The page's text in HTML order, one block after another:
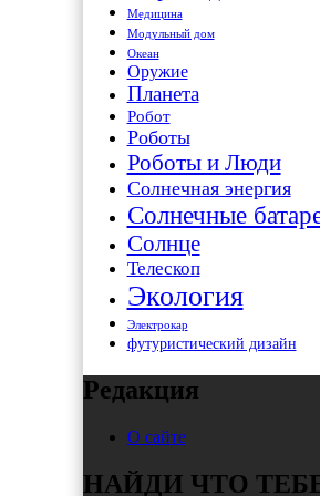
Медицина
Модульный дом
Океан
Оружие
Планета
Робот
Роботы
Роботы и Люди
Солнечная энергия
Солнечные
Солнце
Телескоп
Экология
Электрокар
футуристический дизайн
Редакция
О сайте
НАЙДИ ЧТО